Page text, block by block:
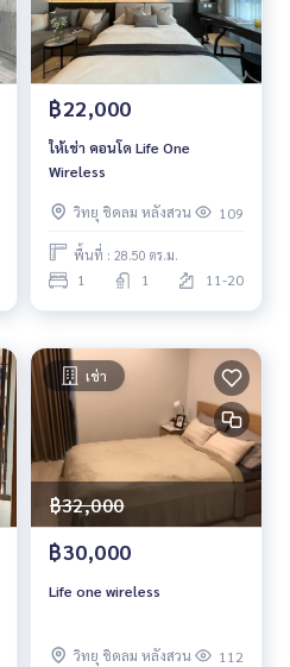
฿22,000
ให้เช่า คอนโด Life One
Wireless
วิทยุ ชิดลม หลังสวน 109
พื้นที่ : 28.50 ตร.ม.
1 1 11-20
เช่า
฿32,000
฿30,000
Life one wireless
วิทยุ ชิดลม หลังสวน 112